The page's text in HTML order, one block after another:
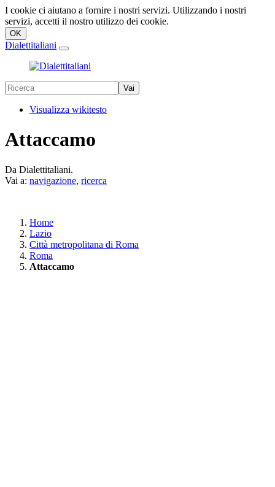
I cookie ci aiutano a fornire i nostri servizi. Utilizzando i nostri
servizi, accetti il nostro utilizzo dei cookie.
Dialettitaliani
Visualizza wikitesto
Attaccamo
Da Dialettitaliani.
Vai a: navigazione, ricerca
Home
Lazio
Città metropolitana di Roma
Roma
Attaccamo